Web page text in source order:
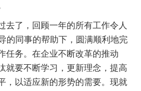
去了，回顾一年的所有工作令人
的同事的帮助下，圆满顺利地完
任务。在企业不断改革的推动
就要不断学习，更新理念，提高
，以适应新的形势的需要。现就